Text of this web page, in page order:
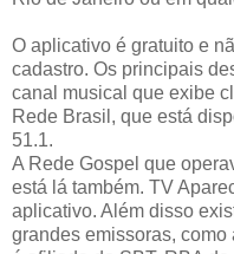
O aplicativo é gratuito e
cadastro. Os principais
canal musical que exibe
Rede Brasil, que está
51.1.
A Rede Gospel que
está lá também. TV
aplicativo. Além disso
grandes emissoras,